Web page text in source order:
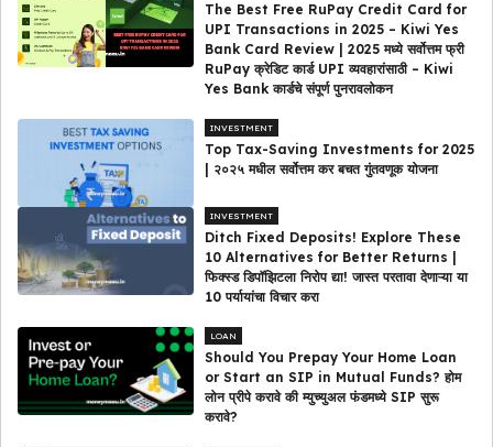
The Best Free RuPay Credit Card for
UPI Transactions in 2025 – Kiwi Yes
Bank Card Review | 2025 मध्ये सर्वोत्तम फ्री
RuPay क्रेडिट कार्ड UPI व्यवहारांसाठी – Kiwi
Yes Bank कार्डचे संपूर्ण पुनरावलोकन
INVESTMENT
Top Tax-Saving Investments for 2025
| २०२५ मधील सर्वोत्तम कर बचत गुंतवणूक योजना
INVESTMENT
Ditch Fixed Deposits! Explore These
10 Alternatives for Better Returns |
फिक्स्ड डिपॉझिटला निरोप द्या! जास्त परतावा देणाऱ्या या
10 पर्यायांचा विचार करा
LOAN
Should You Prepay Your Home Loan
or Start an SIP in Mutual Funds? होम
लोन प्रीपे करावे की म्युच्युअल फंडमध्ये SIP सुरू
करावे?